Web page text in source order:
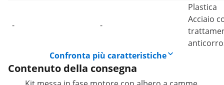
- -
Plastica
Acciaio
Confronta più caratteristiche
Contenuto della consegna